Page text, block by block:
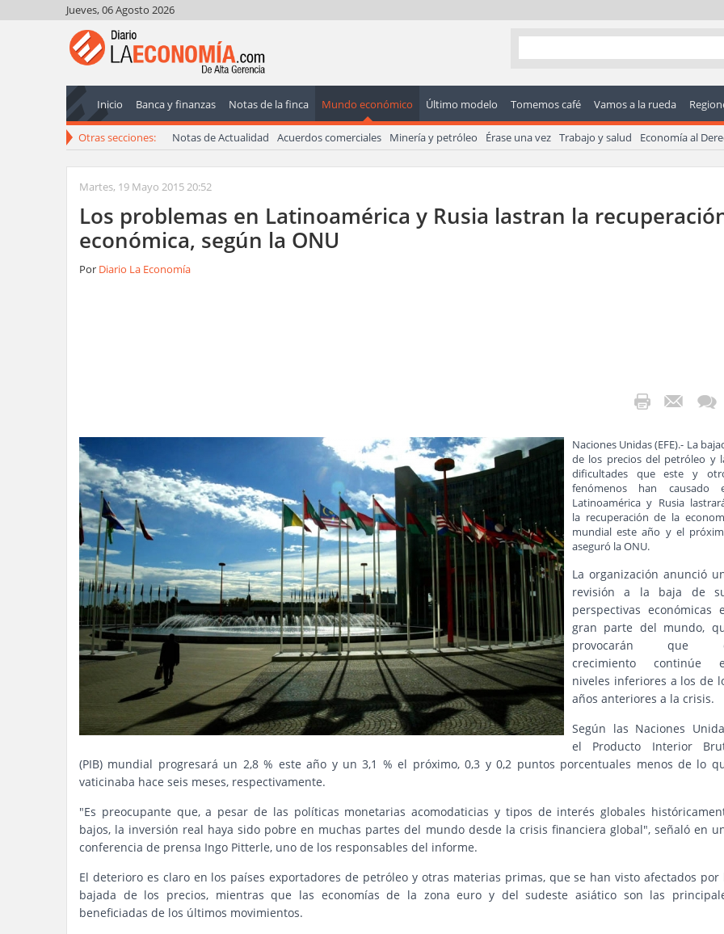
Jueves, 06 Agosto 2026
Inicio Banca y finanzas Notas de la finca Mundo económico Último modelo Tomemos café Vamos a la rueda
Otras secciones: Notas de Actualidad Acuerdos comerciales Minería y petróleo Érase una vez Trabajo y salud Economía al
Martes, 19 Mayo 2015 20:52
Los problemas en Latinoamérica y Rusia lastran la
económica, según la ONU
Por Diario La Economía
Naciones Unidas (EFE).- La
de los precios del petróleo y
dificultades que este y
fenómenos han causado
Latinoamérica y Rusia
la recuperación de la
mundial este año y el
aseguró la ONU.
La organización anunció
revisión a la baja de
perspectivas económicas
gran parte del mundo,
provocarán que
crecimiento continúe
niveles inferiores a los de
años anteriores a la crisis.
Según las Naciones
el Producto Interior
(PIB) mundial progresará un 2,8 % este año y un 3,1 % el próximo, 0,3 y 0,2 puntos porcentuales menos de lo
vaticinaba hace seis meses, respectivamente.
"Es preocupante que, a pesar de las políticas monetarias acomodaticias y tipos de interés globales
bajos, la inversión real haya sido pobre en muchas partes del mundo desde la crisis financiera global", señaló en
conferencia de prensa Ingo Pitterle, uno de los responsables del informe.
El deterioro es claro en los países exportadores de petróleo y otras materias primas, que se han visto afectados por
bajada de los precios, mientras que las economías de la zona euro y del sudeste asiático son las
beneficiadas de los últimos movimientos.